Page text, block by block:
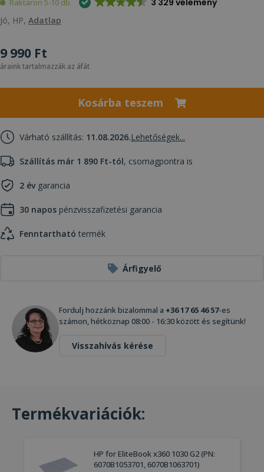
Raktáron 5-10 db
Jó, HP, Adatlap
9 990 Ft
áraink tartalmazzák az áfát
Kosárba teszem
Várható szállítás: 11.08.2026.Lehetőségek...
Szállítás már 1 890 Ft-tól, csomagpontra is
2 évgarancia
30 napos pénzvisszafizetési garancia
Fenntartható termék
Árfigyelő
Fordulj hozzánk bizalommal a +36 17 65 46 57-es
számon, hétköznap 08:00 - 16:30 között és segítünk!
Visszahívás kérése
Termékvariációk:
HP for EliteBook x360 1030 G2 (PN:
6070B1053701, 6070B1063701)